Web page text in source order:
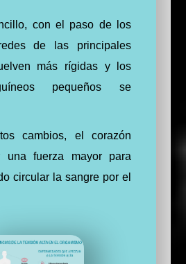
con el paso de los
de las principales
más rígidas y los
pequeños se
cambios, el corazón
una fuerza mayor para
circular la sangre por el